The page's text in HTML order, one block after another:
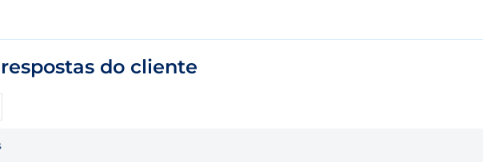
do cliente